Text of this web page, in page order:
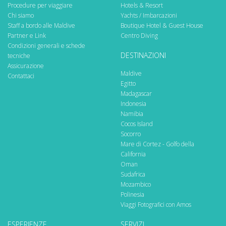
Non incluso
Voli internazionali da/per Cape Town
Assicurazione annullamento viaggio
Corso facoltativo “Shark Expert SA” (€150) di 6 ore con
nuovo libro, brevetto e diploma.
Supplemento camera singola (10.500 ZAR)
Supplemento camera vista mare (2.100 ZAR/persona)
Pasti e bevande non menzionati
Immersioni extra: immersione notturna il sesto giorno
(€100), immersione nei 3 relitti il giorno 4 e nei due relitti il
giorno 5 (€50), immersione con tiger cat shark (circa €50)
Extra personali, mance, alcolici e bevande gasate
Equipaggiamento consigliato: muta semistagna o stagna
Procedure per viaggiare
Chi siamo
Staff a bordo alle Maldive
Partner e Link
Condizioni generali e schede
tecniche
Assicurazione
Contattaci
Hotels & Resort
Yachts / Imbarcazioni
Boutique Hotel & Guest House
Centro Diving
DESTINAZIONI
Maldive
Egitto
Madagascar
Indonesia
Namibia
Cocos Island
Socorro
Mare di Cortez - Golfo della
California
Oman
Sudafrica
Mozambico
Polinesia
Viaggi Fotografici con Amos
ESPERIENZE SERVIZI